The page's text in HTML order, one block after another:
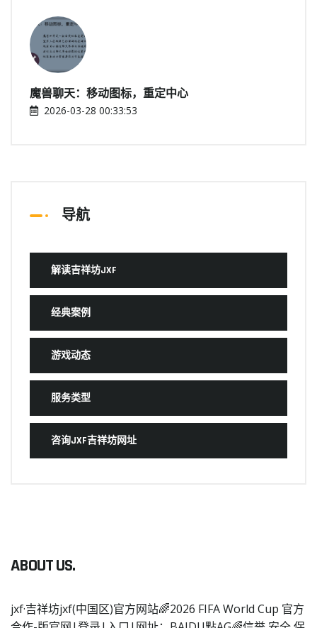
魔兽聊天：移动图标，重定中心
2026-03-28 00:33:53
导航
解读吉祥坊JXF
经典案例
游戏动态
服务类型
咨询JXF吉祥坊网址
ABOUT US.
jxf·吉祥坊jxf(中国区)官方网站🌈2026 FIFA World Cup 官方